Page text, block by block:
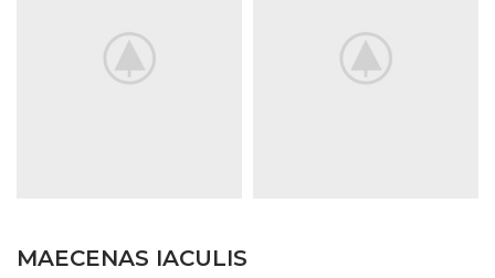
MAECENAS IACULIS